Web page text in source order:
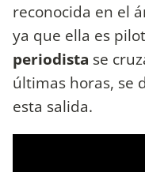
reconocida en el
ya que ella es
periodista se
últimas horas, se
esta salida.